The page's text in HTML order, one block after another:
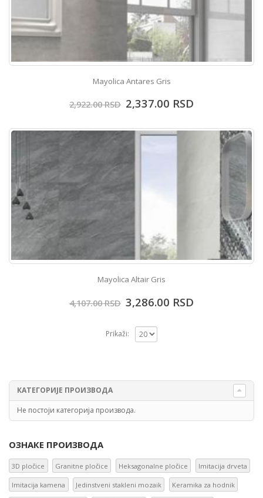
Mayolica Antares Gris
2,922.00RSD 2,337.00 RSD
Mayolica Altair Gris
4,107.00RSD 3,286.00 RSD
Prikaži:
КАТЕГОРИЈЕ ПРОИЗВОДА
Не постоји категорија производа.
ОЗНАКЕ ПРОИЗВОДА
3D pločice Granitne pločice Heksagonalne pločice Imitacija drveta
Imitacija kamena Jedinstveni stakleni mozaik Keramika za hodnik